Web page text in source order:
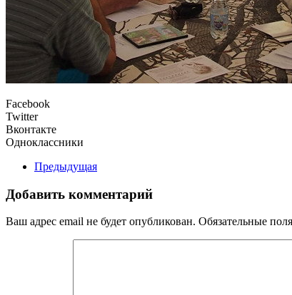
Facebook
Twitter
Вконтакте
Одноклассники
Предыдущая
Добавить комментарий
Ваш адрес email не будет опубликован. Обязательные